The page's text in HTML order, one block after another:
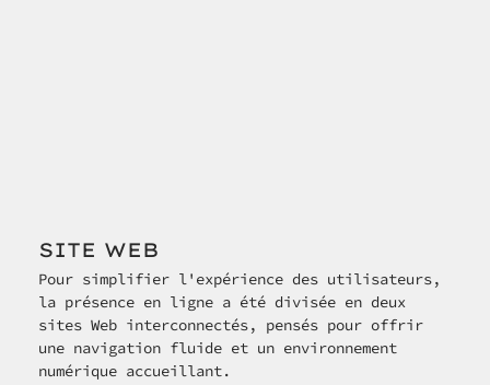
SITE WEB
Pour simplifier l'expérience des utilisateurs,
la présence en ligne a été divisée en deux
sites Web interconnectés, pensés pour offrir
une navigation fluide et un environnement
numérique accueillant.